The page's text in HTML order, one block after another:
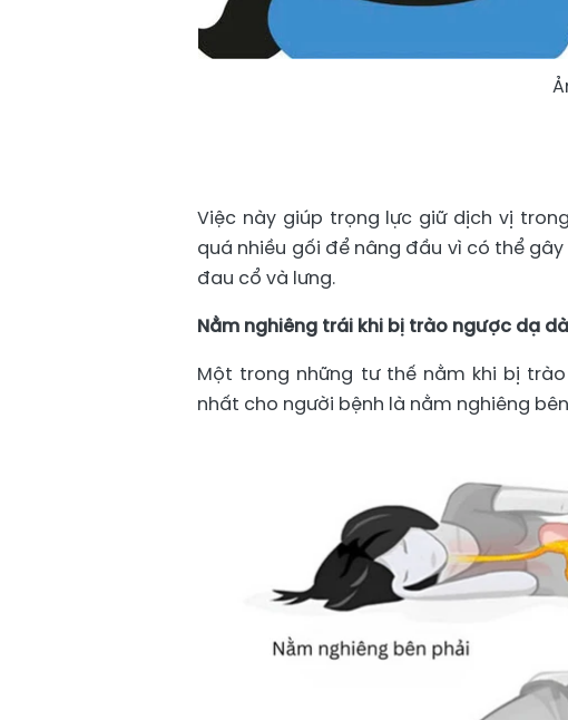
Việc này giúp trọng lực giữ dịch vị
quá nhiều gối để nâng đầu vì có thể
đau cổ và lưng.
Nằm nghiêng trái khi bị trào ngược dạ
Một trong những tư thế nằm khi bị
nhất cho người bệnh là nằm nghiêng